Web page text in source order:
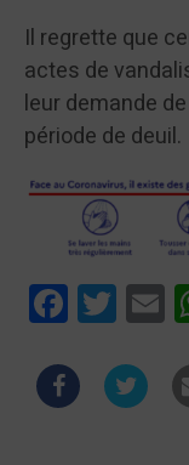
Il regrette que
actes de
leur demande
période de deuil.
FacebookTwitter